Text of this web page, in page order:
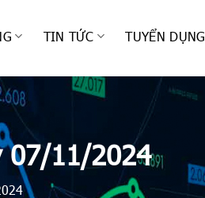
TIN TỨC TUYỂN DỤNG
07/11/2024